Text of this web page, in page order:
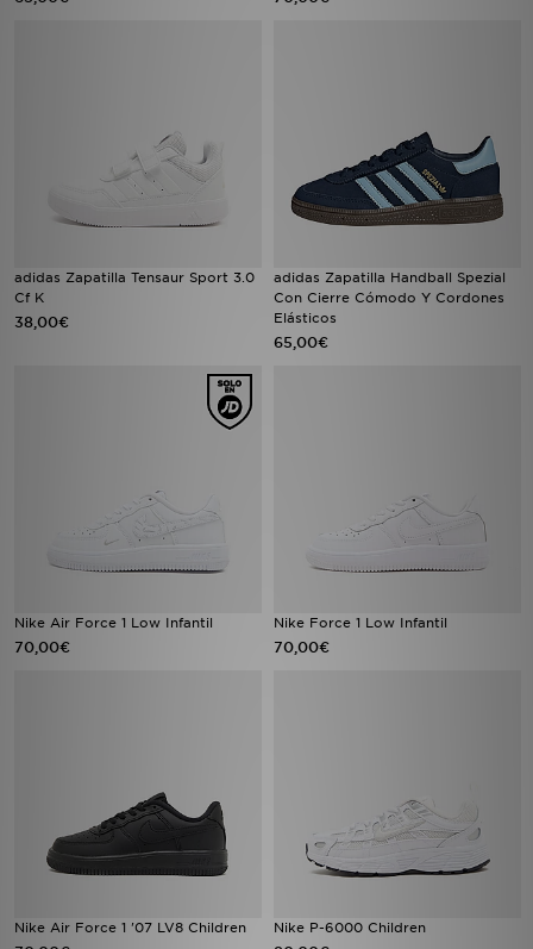
adidas Zapatilla Tensaur Sport 3.0
Cf K
38,00€
adidas Zapatilla Handball Spezial
Con Cierre Cómodo Y Cordones
Elásticos
65,00€
Nike Air Force 1 Low Infantil
70,00€
Nike Force 1 Low Infantil
70,00€
Nike Air Force 1 '07 LV8 Children Nike P-6000 Children